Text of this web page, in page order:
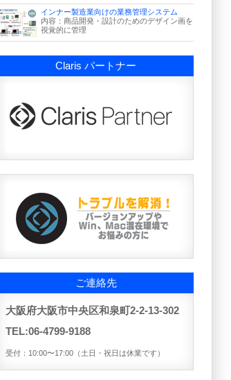
インナー製造業向けの業務管理システム
内容：商品開発・設計のためのデザイン画を
視覚的に管理
Claris パートナー
ご連絡先
大阪府大阪市中央区和泉町2-2-13-302
TEL:06-4799-9188
受付：10:00〜17:00（土日・祝日は休業です）